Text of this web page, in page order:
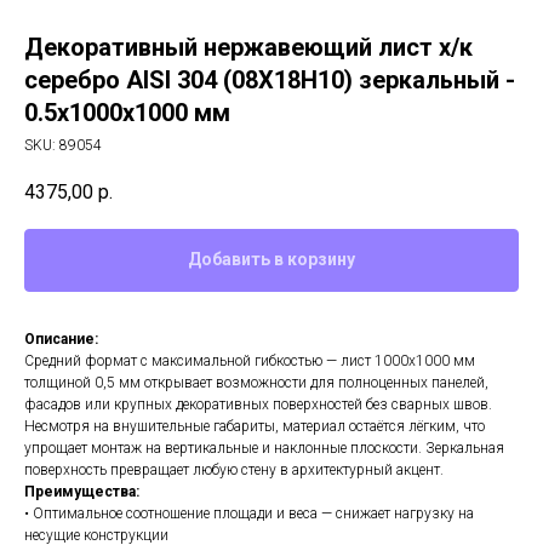
Декоративный нержавеющий лист х/к
серебро AISI 304 (08Х18Н10) зеркальный -
0.5х1000х1000 мм
SKU: 89054
4375,00 р.
Добавить в корзину
Описание:
Средний формат с максимальной гибкостью — лист 1000х1000 мм
толщиной 0,5 мм открывает возможности для полноценных панелей,
фасадов или крупных декоративных поверхностей без сварных швов.
Несмотря на внушительные габариты, материал остаётся лёгким, что
упрощает монтаж на вертикальные и наклонные плоскости. Зеркальная
поверхность превращает любую стену в архитектурный акцент.
Преимущества:
• Оптимальное соотношение площади и веса — снижает нагрузку на
несущие конструкции